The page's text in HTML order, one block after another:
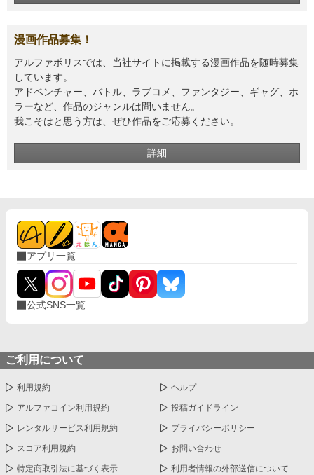
漫画作品募集！
アルファポリスでは、当社サイトに掲載する漫画作品を随時募集
しています。
アドベンチャー、バトル、ラブコメ、ファンタジー、ギャグ、ホ
ラーなど、作品のジャンルは問いません。
我こそはと思う方は、ぜひ作品をご応募ください。
詳細
アプリ一覧
公式SNS一覧
ご利用について
利用規約 ヘルプ
アルファコイン利用規約 投稿ガイドライン
レンタルサービス利用規約 プライバシーポリシー
スコア利用規約 お問い合わせ
特定商取引法に基づく表示 利用者情報の外部送信について